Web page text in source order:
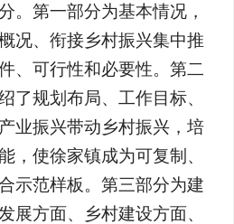
。第一部分为基本情况，
况、衔接乡村振兴集中推
、可行性和必要性。第二
了规划布局、工作目标、
业振兴带动乡村振兴，培
，使徐家镇成为可复制、
示范样板。第三部分为建
展方面、乡村建设方面、